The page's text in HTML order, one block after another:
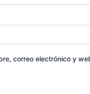
correo electrónico y